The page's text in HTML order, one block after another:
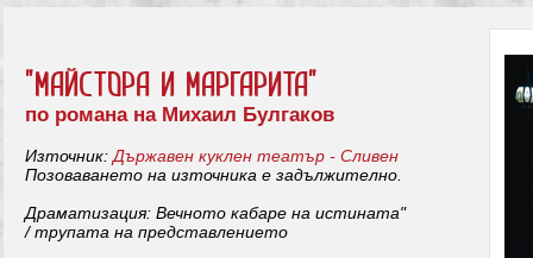
"МАЙСТОРА И МАРГАРИТА"
по романа на Михаил Булгаков
Източник: Държавен куклен театър - Сливен
Позоваването на източника е задължително.
Драматизация: Вечното кабаре на истината"
/ трупата на представлението